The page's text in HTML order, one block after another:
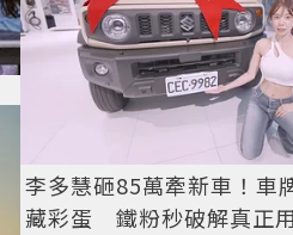
李多慧砸85萬牽新車！車
藏彩蛋 鐵粉秒破解真正